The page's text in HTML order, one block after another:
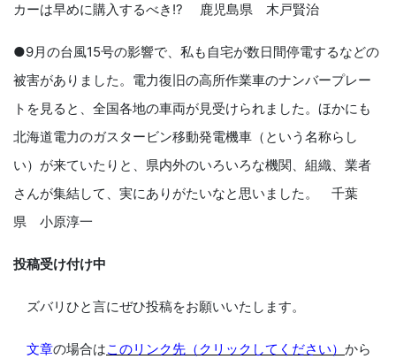
カーは早めに購入するべき!? 鹿児島県 木戸賢治
●9月の台風15号の影響で、私も自宅が数日間停電するなどの
被害がありました。電力復旧の高所作業車のナンバープレー
トを見ると、全国各地の車両が見受けられました。ほかにも
北海道電力のガスタービン移動発電機車（という名称らし
い）が来ていたりと、県内外のいろいろな機関、組織、業者
さんが集結して、実にありがたいなと思いました。 千葉
県 小原淳一
投稿受け付け中
ズバリひと言にぜひ投稿をお願いいたします。
文章の場合はこのリンク先（クリックしてください） から